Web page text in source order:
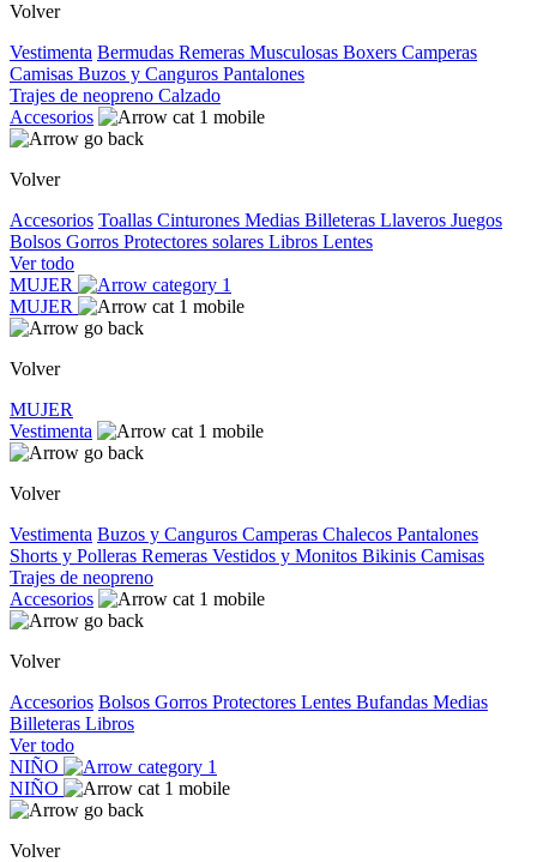
Volver
Vestimenta Bermudas Remeras Musculosas Boxers Camperas
Camisas Buzos y Canguros Pantalones
Trajes de neopreno Calzado
Accesorios
Volver
Accesorios Toallas Cinturones Medias Billeteras Llaveros Juegos
Bolsos Gorros Protectores solares Libros Lentes
Ver todo
MUJER
MUJER
Volver
MUJER
Vestimenta
Volver
Vestimenta Buzos y Canguros Camperas Chalecos Pantalones
Shorts y Polleras Remeras Vestidos y Monitos Bikinis Camisas
Trajes de neopreno
Accesorios
Volver
Accesorios Bolsos Gorros Protectores Lentes Bufandas Medias
Billeteras Libros
Ver todo
NIÑO
NIÑO
Volver